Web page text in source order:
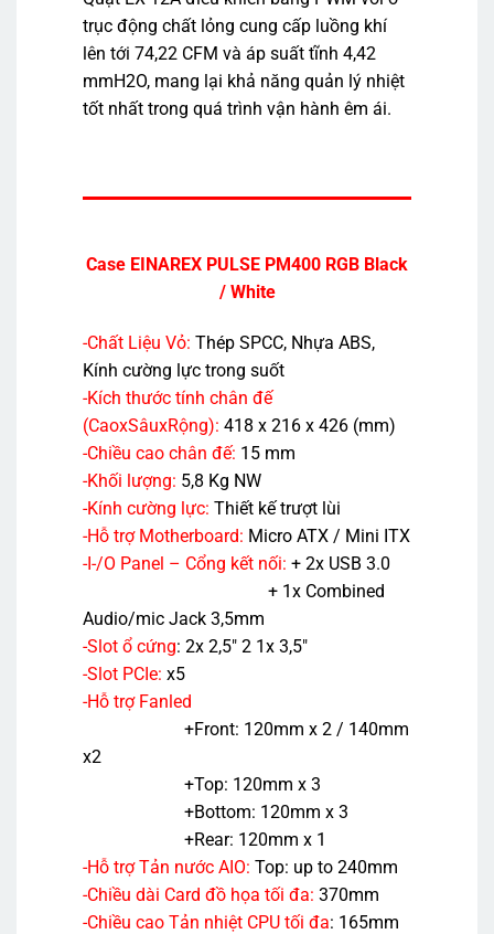
trục động chất lỏng cung cấp luồng khí
lên tới 74,22 CFM và áp suất tĩnh 4,42
mmH2O, mang lại khả năng quản lý nhiệt
tốt nhất trong quá trình vận hành êm ái.
Case EINAREX PULSE PM400 RGB Black
/ White
-Chất Liệu Vỏ: Thép SPCC, Nhựa ABS,
Kính cường lực trong suốt
-Kích thước tính chân đế
(CaoxSâuxRộng): 418 x 216 x 426 (mm)
-Chiều cao chân đế: 15 mm
-Khối lượng: 5,8 Kg NW
-Kính cường lực: Thiết kế trượt lùi
-Hỗ trợ Motherboard: Micro ATX / Mini ITX
-I-/O Panel – Cổng kết nối: + 2x USB 3.0
+ 1x Combined
Audio/mic Jack 3,5mm
-Slot ổ cứng: 2x 2,5″ 2 1x 3,5″
-Slot PCIe: x5
-Hỗ trợ Fanled
+Front: 120mm x 2 / 140mm
x2
+Top: 120mm x 3
+Bottom: 120mm x 3
+Rear: 120mm x 1
-Hỗ trợ Tản nước AIO: Top: up to 240mm
-Chiều dài Card đồ họa tối đa: 370mm
-Chiều cao Tản nhiệt CPU tối đa: 165mm